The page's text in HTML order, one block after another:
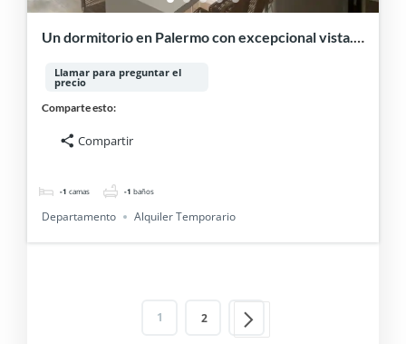
Un dormitorio en Palermo con excepcional vista.
Llamar para preguntar el
precio
Comparte esto:
Compartir
-1 camas -1 baños
Departamento Alquiler Temporario
1 2